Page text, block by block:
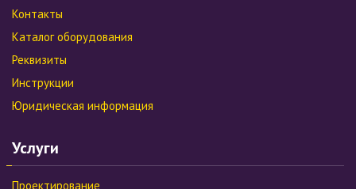
Контакты
Каталог оборудования
Реквизиты
Инструкции
Юридическая информация
Услуги
Проектирование